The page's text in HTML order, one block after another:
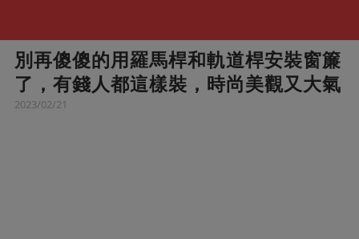
別再傻傻的用羅馬桿和軌道桿安裝窗簾
了，有錢人都這樣裝，時尚美觀又大氣
2023/02/21